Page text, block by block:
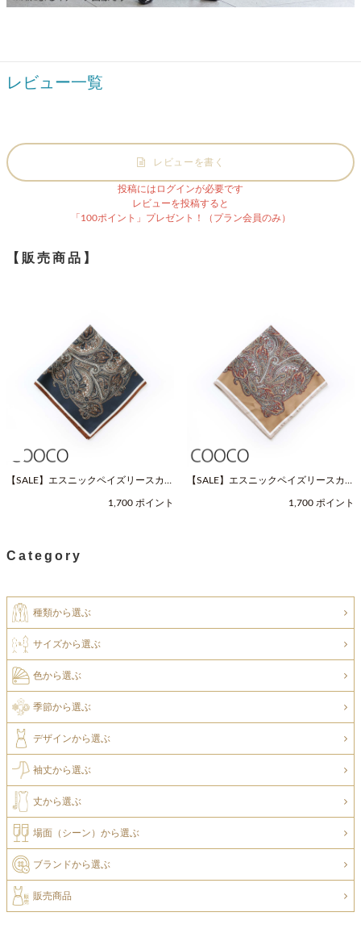
レビュー一覧
レビューを書く
投稿にはログインが必要です
レビューを投稿すると
「100ポイント」プレゼント！（プラン会員のみ）
【販売商品】
【SALE】エスニックペイズリースカー
1,700 ポイント
【SALE】エスニックペイズリースカー
1,700 ポイント
Category
種類から選ぶ
サイズから選ぶ
色から選ぶ
季節から選ぶ
デザインから選ぶ
袖丈から選ぶ
丈から選ぶ
場面（シーン）から選ぶ
ブランドから選ぶ
販売商品